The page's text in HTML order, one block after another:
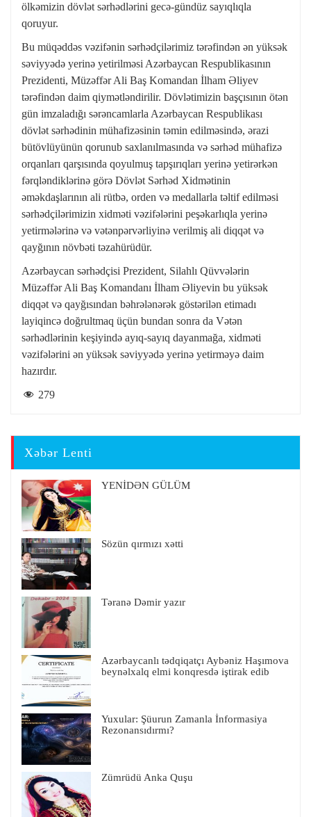
ölkəmizin dövlət sərhədlərini gecə-gündüz sayıqlıqla
qoruyur.
Bu müqəddəs vəzifənin sərhədçilərimiz tərəfindən ən yüksək
səviyyədə yerinə yetirilməsi Azərbaycan Respublikasının
Prezidenti, Müzəffər Ali Baş Komandan İlham Əliyev
tərəfindən daim qiymətləndirilir. Dövlətimizin başçısının ötən
gün imzaladığı sərəncamlarla Azərbaycan Respublikası
dövlət sərhədinin mühafizəsinin təmin edilməsində, ərazi
bütövlüyünün qorunub saxlanılmasında və sərhəd mühafizə
orqanları qarşısında qoyulmuş tapşırıqları yerinə yetirərkən
fərqləndiklərinə görə Dövlət Sərhəd Xidmətinin
əməkdaşlarının ali rütbə, orden və medallarla təltif edilməsi
sərhədçilərimizin xidməti vəzifələrini peşəkarlıqla yerinə
yetirmələrinə və vətənpərvərliyinə verilmiş ali diqqət və
qayğının növbəti təzahürüdür.
Azərbaycan sərhədçisi Prezident, Silahlı Qüvvələrin
Müzəffər Ali Baş Komandanı İlham Əliyevin bu yüksək
diqqət və qayğısından bəhrələnərək göstərilən etimadı
layiqincə doğrultmaq üçün bundan sonra da Vətən
sərhədlərinin keşiyində ayıq-sayıq dayanmağa, xidməti
vəzifələrini ən yüksək səviyyədə yerinə yetirməyə daim
hazırdır.
279
Xəbər Lenti
YENİDƏN GÜLÜM
Sözün qırmızı xətti
Təranə Dəmir yazır
Azərbaycanlı tədqiqatçı Aybəniz Haşımova
beynəlxalq elmi konqresdə iştirak edib
Yuxular: Şüurun Zamanla İnformasiya
Rezonansıdırmı?
Zümrüdü Anka Quşu